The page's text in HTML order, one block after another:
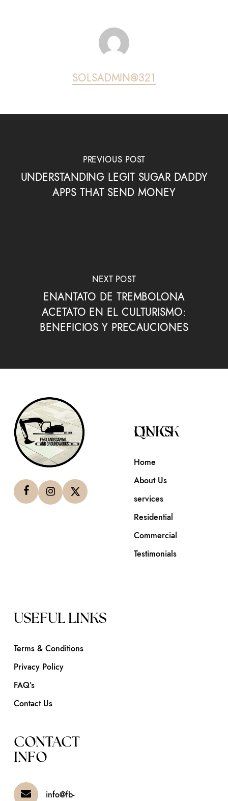
SOLSADMIN@321
PREVIOUS POST
UNDERSTANDING LEGIT SUGAR DADDY
APPS THAT SEND MONEY
NEXT POST
ENANTATO DE TREMBOLONA
ACETATO EN EL CULTURISMO:
BENEFICIOS Y PRECAUCIONES
QUICK LINKS
Home
About Us
services
Residential
Commercial
Testimonials
USEFUL LINKS
Terms & Conditions
Privacy Policy
FAQ’s
Contact Us
CONTACT
INFO
info@fb-